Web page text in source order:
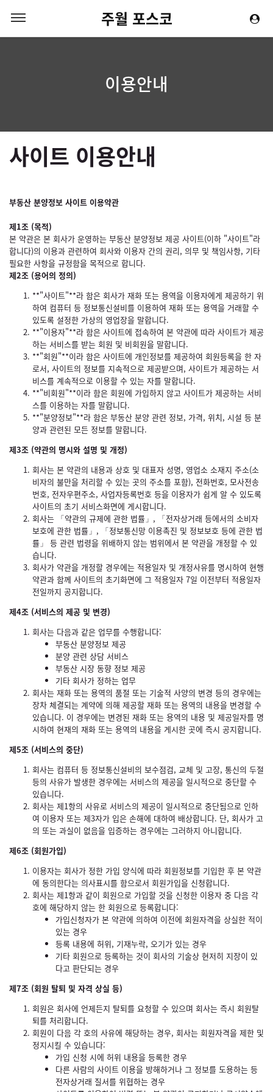
주월 포스코
이용안내
사이트 이용안내
부동산 분양정보 사이트 이용약관
제1조 (목적)
본 약관은 본 회사가 운영하는 부동산 분양정보 제공 사이트(이하 "사이트"라
합니다)의 이용과 관련하여 회사와 이용자 간의 권리, 의무 및 책임사항, 기타
필요한 사항을 규정함을 목적으로 합니다.
제2조 (용어의 정의)
**"사이트"**라 함은 회사가 재화 또는 용역을 이용자에게 제공하기 위
하여 컴퓨터 등 정보통신설비를 이용하여 재화 또는 용역을 거래할 수
있도록 설정한 가상의 영업장을 말합니다.
**"이용자"**라 함은 사이트에 접속하여 본 약관에 따라 사이트가 제공
하는 서비스를 받는 회원 및 비회원을 말합니다.
**"회원"**이라 함은 사이트에 개인정보를 제공하여 회원등록을 한 자
로서, 사이트의 정보를 지속적으로 제공받으며, 사이트가 제공하는 서
비스를 계속적으로 이용할 수 있는 자를 말합니다.
**"비회원"**이라 함은 회원에 가입하지 않고 사이트가 제공하는 서비
스를 이용하는 자를 말합니다.
**"분양정보"**라 함은 부동산 분양 관련 정보, 가격, 위치, 시설 등 분
양과 관련된 모든 정보를 말합니다.
제3조 (약관의 명시와 설명 및 개정)
회사는 본 약관의 내용과 상호 및 대표자 성명, 영업소 소재지 주소(소
비자의 불만을 처리할 수 있는 곳의 주소를 포함), 전화번호, 모사전송
번호, 전자우편주소, 사업자등록번호 등을 이용자가 쉽게 알 수 있도록
사이트의 초기 서비스화면에 게시합니다.
회사는 「약관의 규제에 관한 법률」, 「전자상거래 등에서의 소비자
보호에 관한 법률」, 「정보통신망 이용촉진 및 정보보호 등에 관한 법
률」 등 관련 법령을 위배하지 않는 범위에서 본 약관을 개정할 수 있
습니다.
회사가 약관을 개정할 경우에는 적용일자 및 개정사유를 명시하여 현행
약관과 함께 사이트의 초기화면에 그 적용일자 7일 이전부터 적용일자
전일까지 공지합니다.
제4조 (서비스의 제공 및 변경)
회사는 다음과 같은 업무를 수행합니다:
부동산 분양정보 제공
분양 관련 상담 서비스
부동산 시장 동향 정보 제공
기타 회사가 정하는 업무
회사는 재화 또는 용역의 품절 또는 기술적 사양의 변경 등의 경우에는
장차 체결되는 계약에 의해 제공할 재화 또는 용역의 내용을 변경할 수
있습니다. 이 경우에는 변경된 재화 또는 용역의 내용 및 제공일자를 명
시하여 현재의 재화 또는 용역의 내용을 게시한 곳에 즉시 공지합니다.
제5조 (서비스의 중단)
회사는 컴퓨터 등 정보통신설비의 보수점검, 교체 및 고장, 통신의 두절
등의 사유가 발생한 경우에는 서비스의 제공을 일시적으로 중단할 수
있습니다.
회사는 제1항의 사유로 서비스의 제공이 일시적으로 중단됨으로 인하
여 이용자 또는 제3자가 입은 손해에 대하여 배상합니다. 단, 회사가 고
의 또는 과실이 없음을 입증하는 경우에는 그러하지 아니합니다.
제6조 (회원가입)
이용자는 회사가 정한 가입 양식에 따라 회원정보를 기입한 후 본 약관
에 동의한다는 의사표시를 함으로서 회원가입을 신청합니다.
회사는 제1항과 같이 회원으로 가입할 것을 신청한 이용자 중 다음 각
호에 해당하지 않는 한 회원으로 등록합니다:
가입신청자가 본 약관에 의하여 이전에 회원자격을 상실한 적이
있는 경우
등록 내용에 허위, 기재누락, 오기가 있는 경우
기타 회원으로 등록하는 것이 회사의 기술상 현저히 지장이 있
다고 판단되는 경우
제7조 (회원 탈퇴 및 자격 상실 등)
회원은 회사에 언제든지 탈퇴를 요청할 수 있으며 회사는 즉시 회원탈
퇴를 처리합니다.
회원이 다음 각 호의 사유에 해당하는 경우, 회사는 회원자격을 제한 및
정지시킬 수 있습니다:
가입 신청 시에 허위 내용을 등록한 경우
다른 사람의 사이트 이용을 방해하거나 그 정보를 도용하는 등
전자상거래 질서를 위협하는 경우